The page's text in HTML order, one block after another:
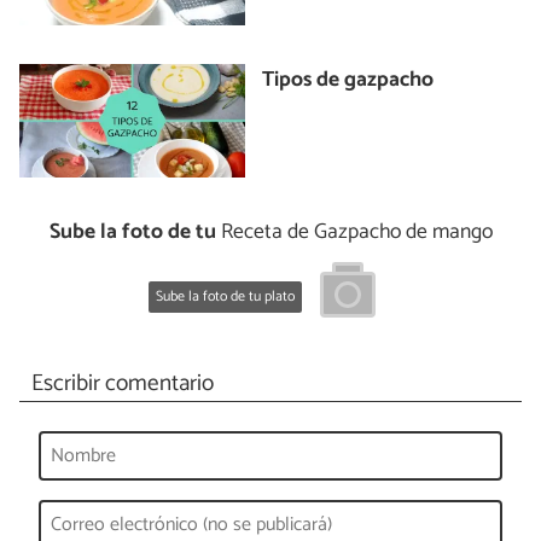
Tipos de gazpacho
Sube la foto de tu Receta de Gazpacho de mango
Sube la foto de tu plato
Escribir comentario